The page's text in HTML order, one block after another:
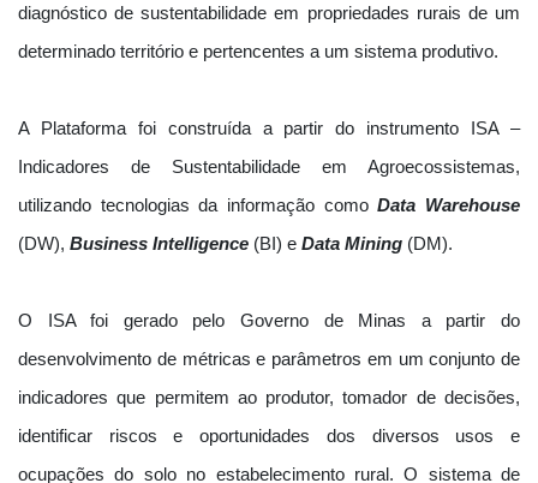
diagnóstico de sustentabilidade em propriedades rurais de um
determinado território e pertencentes a um sistema produtivo.
A Plataforma foi construída a partir do instrumento ISA –
Indicadores de Sustentabilidade em Agroecossistemas,
utilizando tecnologias da informação comoData Warehouse
(DW), Business Intelligence (BI) e Data Mining (DM).
O ISA foi gerado pelo Governo de Minas a partir do
desenvolvimento de métricas e parâmetros em um conjunto de
indicadores que permitem ao produtor, tomador de decisões,
identificar riscos e oportunidades dos diversos usos e
ocupações do solo no estabelecimento rural. O sistema de